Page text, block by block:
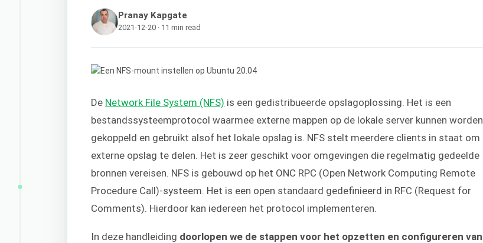
Pranay Kapgate
2021-12-20 · 11 min read
De Network File System (NFS) is een gedistribueerde opslagoplossing. Het is een
bestandssysteemprotocol waarmee externe mappen op de lokale server kunnen worden
gekoppeld en gebruikt alsof het lokale opslag is. NFS stelt meerdere clients in staat om
externe opslag te delen. Het is zeer geschikt voor omgevingen die regelmatig gedeelde
bronnen vereisen. NFS is gebouwd op het ONC RPC (Open Network Computing Remote
Procedure Call)-systeem. Het is een open standaard gedefinieerd in RFC (Request for
Comments). Hierdoor kan iedereen het protocol implementeren.
In deze handleiding doorlopen we de stappen voor het opzetten en configureren van